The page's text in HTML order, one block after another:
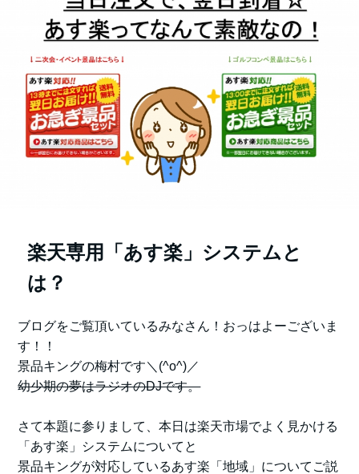
楽天専用「あす楽」システムと
は？
ブログをご覧頂いているみなさん！おっはよーございま
す！！
景品キングの梅村です＼(^o^)／
幼少期の夢はラジオのDJです。
さて本題に参りまして、本日は楽天市場でよく見かける
「あす楽」システムについてと
景品キングが対応しているあす楽「地域」についてご説